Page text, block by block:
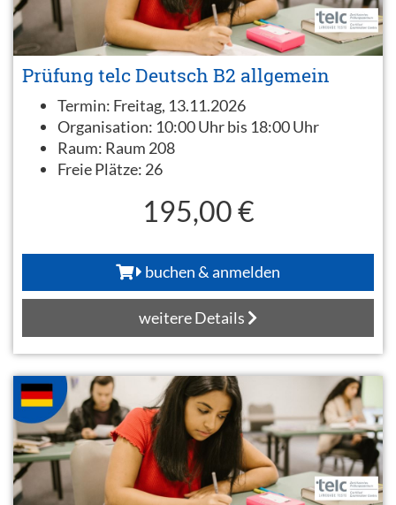
Prüfung telc Deutsch B2 allgemein
Termin: Freitag, 13.11.2026
Organisation: 10:00 Uhr bis 18:00 Uhr
Raum: Raum 208
Freie Plätze: 26
195,00 €
buchen & anmelden
weitere Details